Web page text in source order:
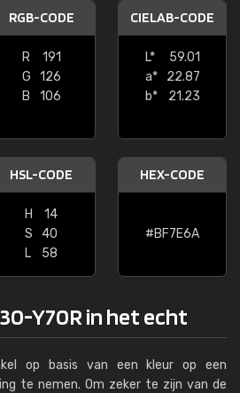
RGB-CODE
R
191
G
126
B
106
CIELAB-CODE
L*
59.01
a*
22.87
b*
21.23
HSL-CODE
H
14
S
40
L
58
HEX-CODE
#BF7E6A
Y70R in het echt
op basis van een kleur op een
te nemen. Om zeker te zijn van de